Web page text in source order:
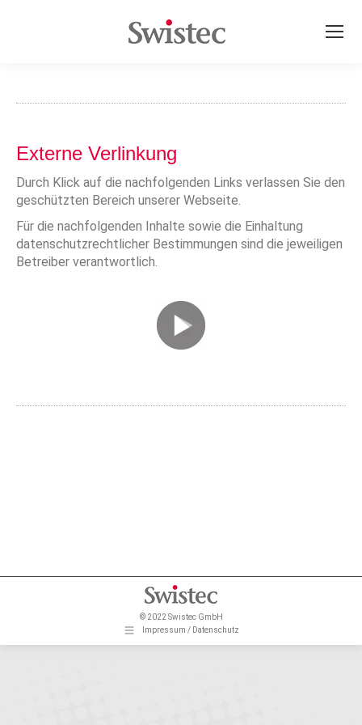
Externe Verlinkung
Durch Klick auf die nachfolgenden Links verlassen Sie den
geschützten Bereich unserer Webseite.
Für die nachfolgenden Inhalte sowie die Einhaltung
datenschutzrechtlicher Bestimmungen sind die jeweiligen
Betreiber verantwortlich.
© 2022 Swistec GmbH
Impressum / Datenschutz